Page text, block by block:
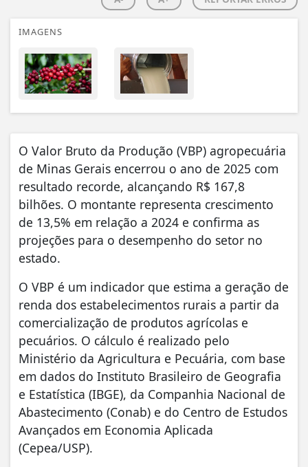
IMAGENS
O Valor Bruto da Produção (VBP) agropecuária
de Minas Gerais encerrou o ano de 2025 com
resultado recorde, alcançando R$ 167,8
bilhões. O montante representa crescimento
de 13,5% em relação a 2024 e confirma as
projeções para o desempenho do setor no
estado.
O VBP é um indicador que estima a geração de
renda dos estabelecimentos rurais a partir da
comercialização de produtos agrícolas e
pecuários. O cálculo é realizado pelo
Ministério da Agricultura e Pecuária, com base
em dados do Instituto Brasileiro de Geografia
e Estatística (IBGE), da Companhia Nacional de
Abastecimento (Conab) e do Centro de Estudos
Avançados em Economia Aplicada
(Cepea/USP).